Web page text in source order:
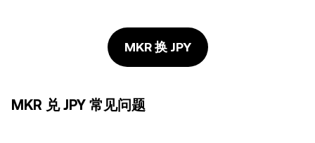
MKR 换 JPY
MKR 兑 JPY 常见问题